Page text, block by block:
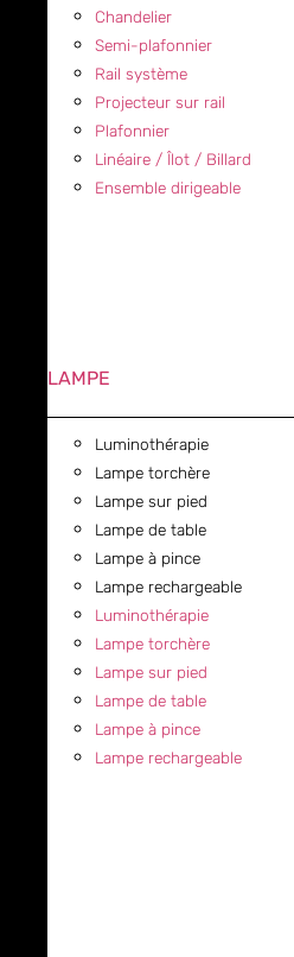
Chandelier
Semi-plafonnier
Rail système
Projecteur sur rail
Plafonnier
Linéaire / Îlot / Billard
Ensemble dirigeable
LAMPE
Luminothérapie
Lampe torchère
Lampe sur pied
Lampe de table
Lampe à pince
Lampe rechargeable
Luminothérapie
Lampe torchère
Lampe sur pied
Lampe de table
Lampe à pince
Lampe rechargeable